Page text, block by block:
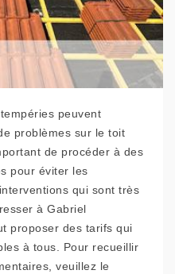
peuvent
problèmes sur le toit
de procéder à des
pour éviter les
qui sont très
à Gabriel
proposer des tarifs qui
à tous. Pour recueillir
veuillez le